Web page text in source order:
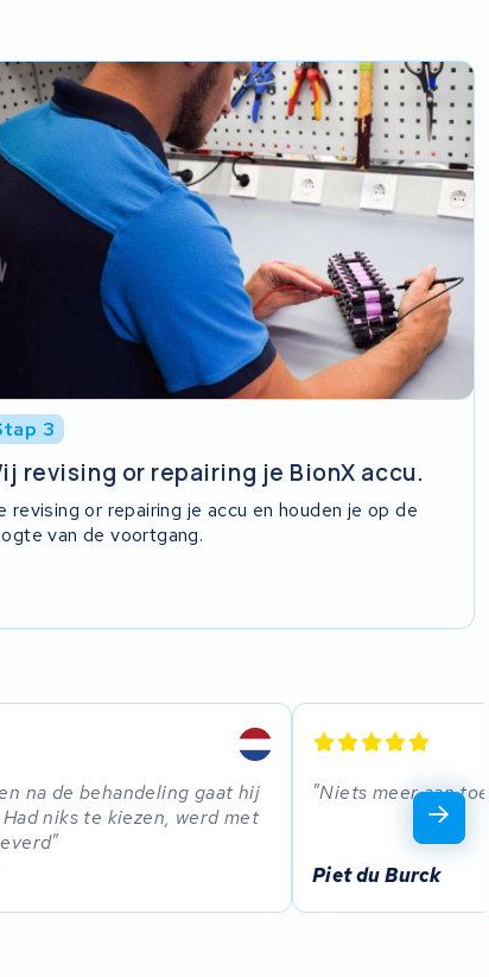
3
revising or repairing je BionX accu.
revising or repairing je accu en houden je op de
van de voortgang.
na de behandeling gaat hij
niks te kiezen, werd met
Niets meer aan
Piet du Burck